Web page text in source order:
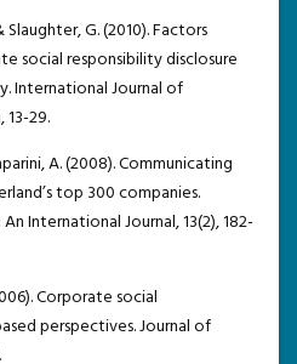
Slaughter, G. (2010). Factors
social responsibility disclosure
International Journal of
13-29.
A. (2008). Communicating
top 300 companies.
International Journal, 13(2), 182-
Corporate social
perspectives. Journal of